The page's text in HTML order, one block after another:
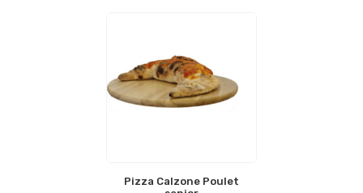
Pizza Calzone Poulet